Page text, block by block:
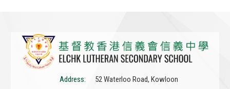
Address: 52 Waterloo Road, Kowloon